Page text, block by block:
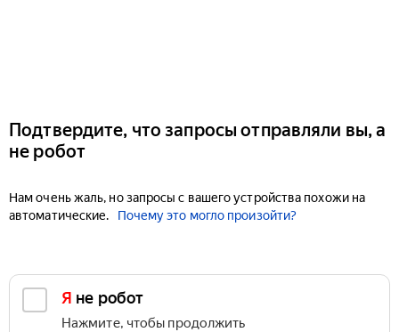
Подтвердите, что запросы отправляли вы, а
не робот
Нам очень жаль, но запросы с вашего устройства похожи на
автоматические.
Почему это могло произойти?
Я не робот
Нажмите, чтобы продолжить